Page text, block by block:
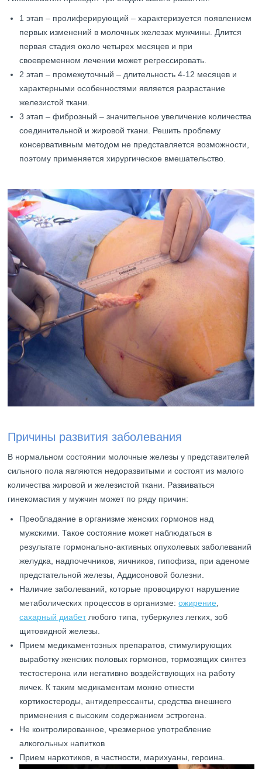
1 этап – пролиферирующий – характеризуется появлением
первых изменений в молочных железах мужчины. Длится
первая стадия около четырех месяцев и при
своевременном лечении может регрессировать.
2 этап – промежуточный – длительность 4-12 месяцев и
характерными особенностями является разрастание
железистой ткани.
3 этап – фиброзный – значительное увеличение количества
соединительной и жировой ткани. Решить проблему
консервативным методом не представляется возможности,
поэтому применяется хирургическое вмешательство.
Причины развития заболевания
В нормальном состоянии молочные железы у представителей
сильного пола являются недоразвитыми и состоят из малого
количества жировой и железистой ткани. Развиваться
гинекомастия у мужчин может по ряду причин:
Преобладание в организме женских гормонов над
мужскими. Такое состояние может наблюдаться в
результате гормонально-активных опухолевых заболеваний
желудка, надпочечников, яичников, гипофиза, при аденоме
предстательной железы, Аддисоновой болезни.
Наличие заболеваний, которые провоцируют нарушение
метаболических процессов в организме:ожирение
сахарный диабетлюбого типа, туберкулез легких, зоб
щитовидной железы.
Прием медикаментозных препаратов, стимулирующих
выработку женских половых гормонов, тормозящих синтез
тестостерона или негативно воздействующих на работу
яичек. К таким медикаментам можно отнести
кортикостероды, антидепрессанты, средства внешнего
применения с высоким содержанием эстрогена.
Не контролированное, чрезмерное употребление
алкогольных напитков
Прием наркотиков, в частности, марихуаны, героина.